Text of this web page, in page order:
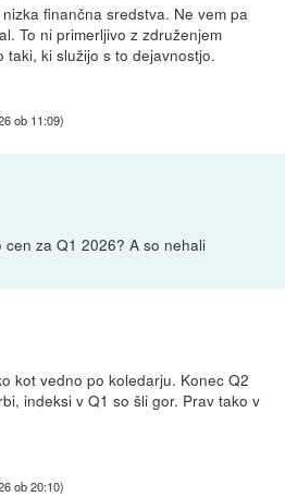
finančna sredstva. Ne vem pa
To ni primerljivo z združenjem
taki, ki služijo s to dejavnostjo.
ob 11:09)
cen za Q1 2026? A so nehali
kot vedno po koledarju. Konec Q2
indeksi v Q1 so šli gor. Prav tako v
ob 20:10)